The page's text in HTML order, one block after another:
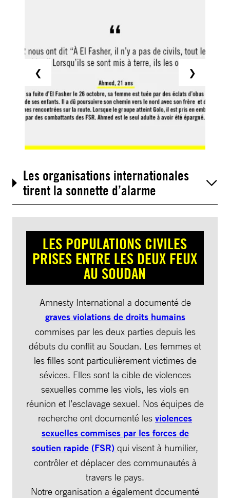
❮ ❯
Les organisations internationales
tirent la sonnette d’alarme
LES POPULATIONS CIVILES
PRISES ENTRE LES DEUX FEUX
AU SOUDAN
Amnesty International a documenté de
graves violations de droits humains
commises par les deux parties depuis les
débuts du conflit au Soudan. Les femmes et
les filles sont particulièrement victimes de
sévices. Elles sont la cible de violences
sexuelles comme les viols, les viols en
réunion et l’esclavage sexuel. Nos équipes de
recherche ont documenté les violences
sexuelles commises par les forces de
soutien rapide (FSR) qui visent à humilier,
contrôler et déplacer des communautés à
travers le pays.
Notre organisation a également documenté